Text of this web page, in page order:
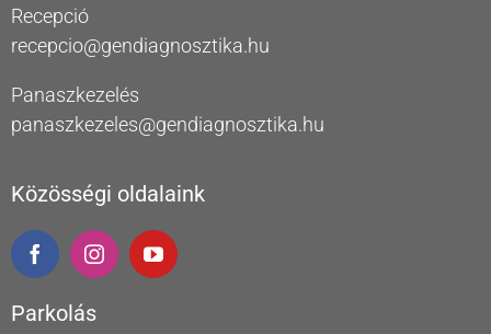
Recepció
recepcio@gendiagnosztika.hu
Panaszkezelés
panaszkezeles@gendiagnosztika.hu
Közösségi oldalaink
Parkolás